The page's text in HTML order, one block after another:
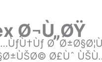
Ø¬Ù„ØŸ
Ø£Ùˆ